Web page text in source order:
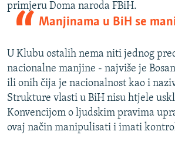
primjeru Doma naroda FBiH.
Manjinama u BiH se
U Klubu ostalih nema niti jednog
nacionalne manjine - najviše je
ili onih čija je nacionalnost kao i
Strukture vlasti u BiH nisu htjele
Konvencijom o ljudskim pravima
ovaj način manipulisati i imati